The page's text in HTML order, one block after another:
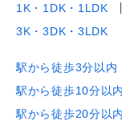
1K・1DK・1LDK
3K・3DK・3LDK
駅から徒歩3分以内
駅から徒歩10分以内
駅から徒歩20分以内